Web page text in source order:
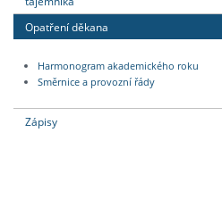
Opatření děkana
Harmonogram akademického roku
Směrnice a provozní řády
Zápisy